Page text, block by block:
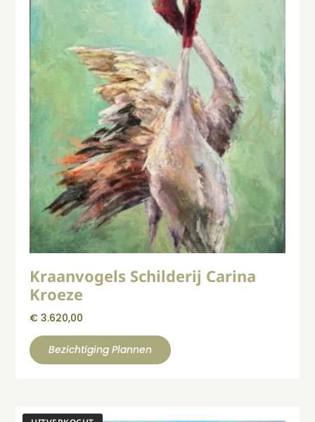
Kraanvogels Schilderij Carina
Kroeze
€ 3.620,00
Bezichtiging Plannen